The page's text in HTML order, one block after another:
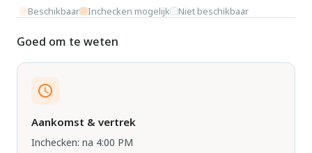
Beschikbaar Inchecken mogelijk Niet beschikbaar
Goed om te weten
Aankomst & vertrek
Inchecken: na 4:00 PM